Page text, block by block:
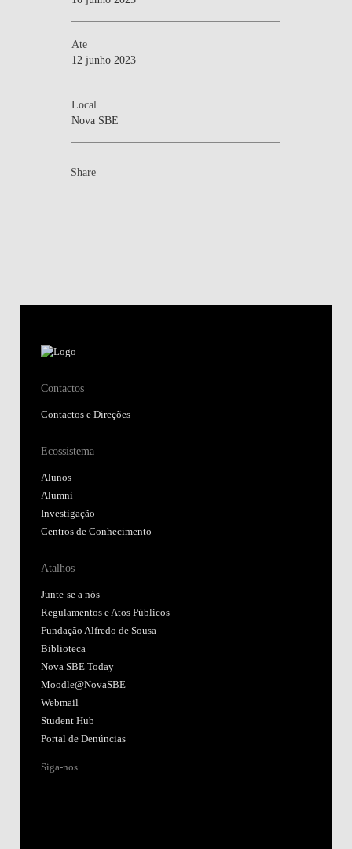
Ate
12 junho 2023
Local
Nova SBE
Share
Contactos
Contactos e Direções
Ecossistema
Alunos
Alumni
Investigação
Centros de Conhecimento
Atalhos
Junte-se a nós
Regulamentos e Atos Públicos
Fundação Alfredo de Sousa
Biblioteca
Nova SBE Today
Moodle@NovaSBE
Webmail
Student Hub
Portal de Denúncias
Siga-nos